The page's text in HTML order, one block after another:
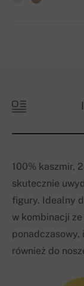
100% kaszmir,
skutecznie
figury. Idealny
w kombinacji
również do